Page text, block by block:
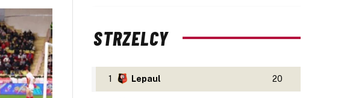
STRZELCY
1 Lepaul 20